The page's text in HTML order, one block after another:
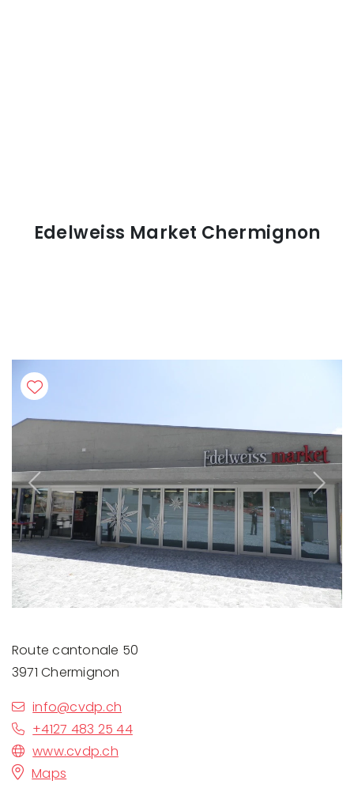
Edelweiss Market Chermignon
Previous Next
Route cantonale 50
3971 Chermignon
info@cvdp.ch
+4127 483 25 44
www.cvdp.ch
Maps